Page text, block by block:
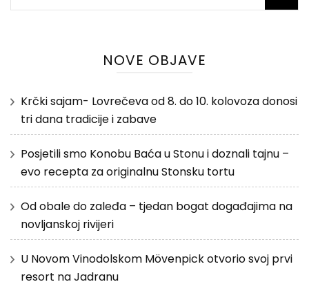
NOVE OBJAVE
Krčki sajam- Lovrečeva od 8. do 10. kolovoza donosi
tri dana tradicije i zabave
Posjetili smo Konobu Baća u Stonu i doznali tajnu –
evo recepta za originalnu Stonsku tortu
Od obale do zaleđa – tjedan bogat događajima na
novljanskoj rivijeri
U Novom Vinodolskom Mövenpick otvorio svoj prvi
resort na Jadranu